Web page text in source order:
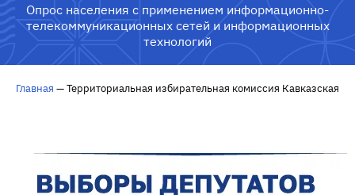
Опрос населения с применением информационно-
телекоммуникационных сетей и информационных
технологий
Главная —Территориальная избирательная комиссия Кавказская